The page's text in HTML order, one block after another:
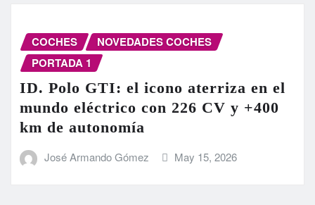
COCHES
NOVEDADES COCHES
PORTADA 1
ID. Polo GTI: el icono aterriza en el
mundo eléctrico con 226 CV y +400
km de autonomía
José Armando Gómez May 15, 2026